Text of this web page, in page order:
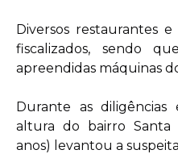
Diversos restaurantes
fiscalizados, sendo
apreendidas máquinas
Durante as
altura do bairro Santa
anos) levantou a